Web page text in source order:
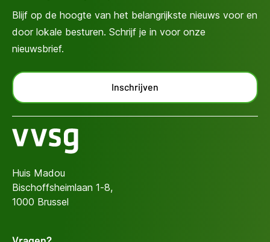
Blijf op de hoogte van het belangrijkste nieuws voor en
door lokale besturen. Schrijf je in voor onze
nieuwsbrief.
Inschrijven
Huis Madou
Bischoffsheimlaan 1-8,
1000 Brussel